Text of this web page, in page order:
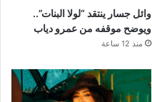
وائل جسار ينتقد “لولا البنات”..
ويوضح موقفه من عمرو دياب
منذ 12 ساعة